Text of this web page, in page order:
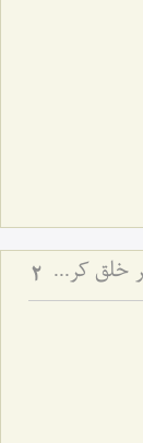
خداوند متعال شیطان را برای تکامل بشر خلق کرده است 2